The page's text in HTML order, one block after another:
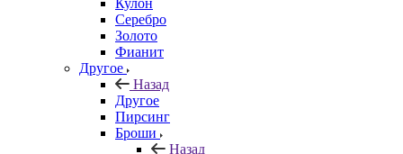
Кулон
Серебро
Золото
Фианит
Другое
Назад
Другое
Пирсинг
Броши
Назад